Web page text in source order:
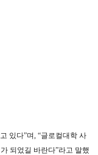
있다”며 , “글로컬대학 사
되었길 바란다”라고 말했